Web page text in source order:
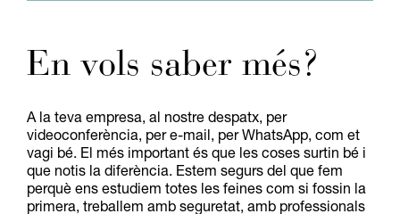
En vols saber més?
A la teva empresa, al nostre despatx, per
videoconferència, per e-mail, per WhatsApp, com et
vagi bé. El més important és que les coses surtin bé i
que notis la diferència. Estem segurs del que fem
perquè ens estudiem totes les feines com si fossin la
primera, treballem amb seguretat, amb professionals